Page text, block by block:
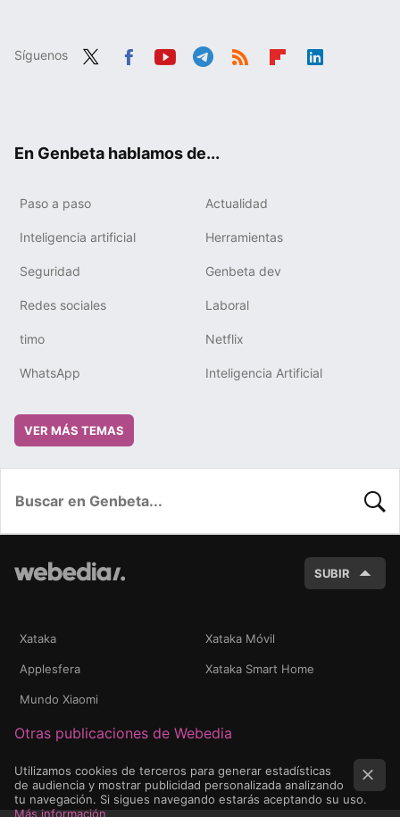
Síguenos
En Genbeta hablamos de...
Paso a paso Actualidad
Inteligencia artificial Herramientas
Seguridad Genbeta dev
Redes sociales Laboral
timo Netflix
WhatsApp Inteligencia Artificial
VER MÁS TEMAS
SUBIR
Xataka Xataka Móvil
Applesfera Xataka Smart Home
Mundo Xiaomi
Otras publicaciones de Webedia
Utilizamos cookies de terceros para generar estadísticas
de audiencia y mostrar publicidad personalizada analizando
tu navegación. Si sigues navegando estarás aceptando su uso.
Más información